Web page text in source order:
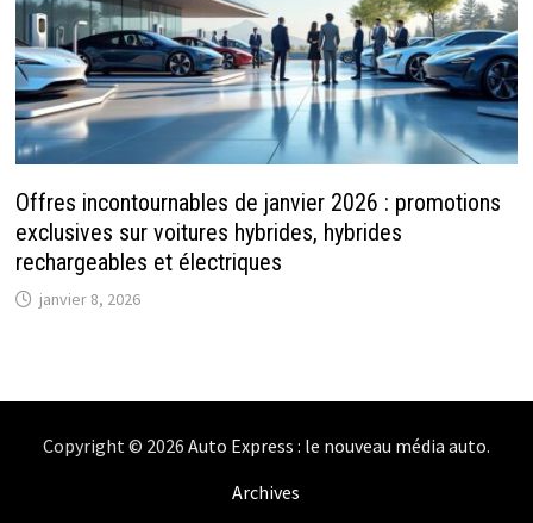
Offres incontournables de janvier 2026 : promotions
exclusives sur voitures hybrides, hybrides
rechargeables et électriques
janvier 8, 2026
Copyright © 2026 Auto Express : le nouveau média auto.
Archives